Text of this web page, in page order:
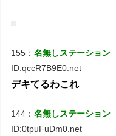
155：名無しステーション
ID:qccR7B9E0.net
デキてるわこれ
144：名無しステーション
ID:0tpuFuDm0.net